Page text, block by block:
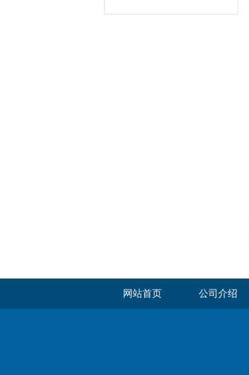
网站首页 公司介绍